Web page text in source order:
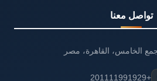
تواصل معنا
+201111991929